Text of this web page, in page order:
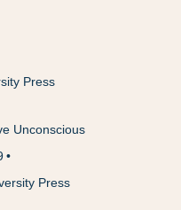
Press
Unconscious
Press